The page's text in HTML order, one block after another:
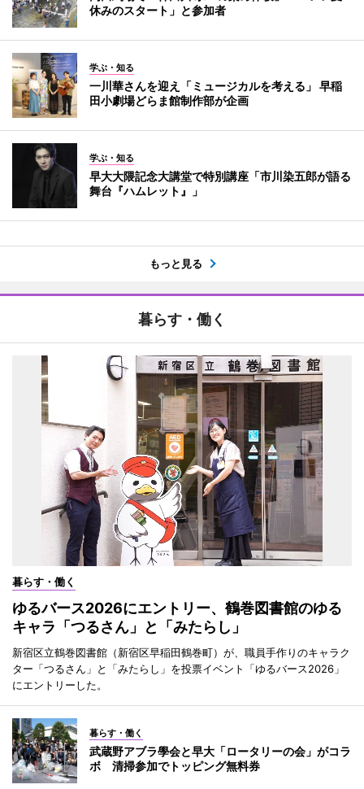
休みのスタート」と参加者
学ぶ・知る
一川華さんを迎え「ミュージカルを考える」 早稲
田小劇場どらま館制作部が企画
学ぶ・知る
早大大隈記念大講堂で特別講座「市川染五郎が語る
舞台『ハムレット』」
もっと見る
暮らす・働く
暮らす・働く
ゆるバース2026にエントリー、鶴巻図書館のゆる
キャラ「つるさん」と「みたらし」
新宿区立鶴巻図書館（新宿区早稲田鶴巻町）が、職員手作りのキャラク
ター「つるさん」と「みたらし」を投票イベント「ゆるバース2026」
にエントリーした。
暮らす・働く
武蔵野アブラ學会と早大「ロータリーの会」がコラ
ボ 清掃参加でトッピング無料券